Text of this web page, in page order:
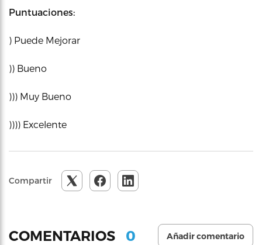
Puntuaciones:
) Puede Mejorar
)) Bueno
))) Muy Bueno
)))) Excelente
Compartir
COMENTARIOS 0 Añadir comentario